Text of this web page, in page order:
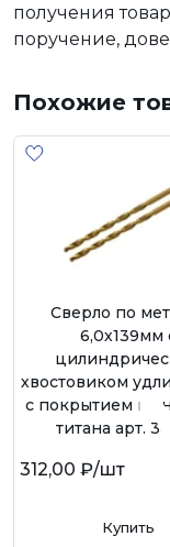
получения
поручение,
Похожие
Сверло по
6,0х139мм
хвостовиком
с покрытием из
титана арт.
312,00 ₽/шт
Купить